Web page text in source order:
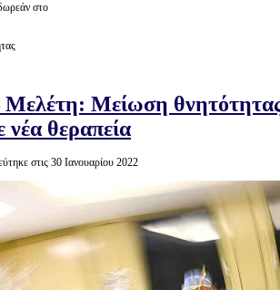
στο
Μείωση
θεραπεία
στις 30 Ιανουαρίου 2022